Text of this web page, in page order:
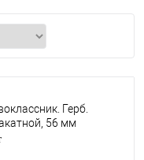
Герб.
56 мм